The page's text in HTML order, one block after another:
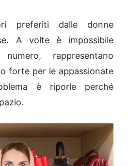
preferiti dalle donne
A volte è impossibile
rappresentano
forte per le appassionate
è riporle perché